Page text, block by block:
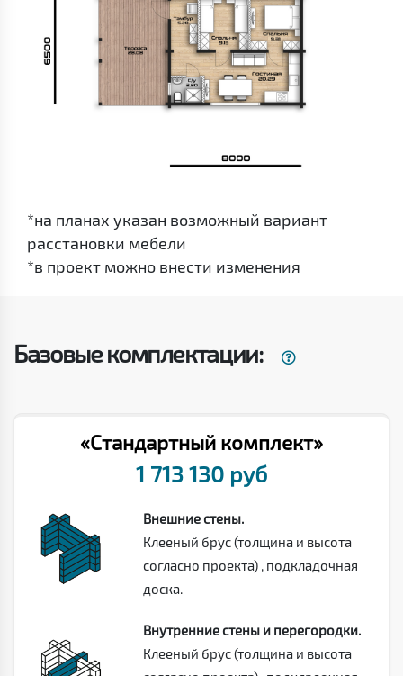
*на планах указан возможный вариант
расстановки мебели
*в проект можно внести изменения
Базовые комплектации:
«Стандартный комплект»
1 713 130 руб
Внешние стены.
Клееный брус (толщина и высота
согласно проекта) , подкладочная
доска.
Внутренние стены и перегородки.
Клееный брус (толщина и высота